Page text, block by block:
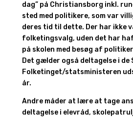
dag” på Christiansborg inkl.
sted med politikere, som var
deres tid til dette. Der har ikke
folketingsvalg, uden det har
på skolen med besøg af
Det gælder også deltagelse i de
Folketinget/statsministeren
år.
Andre måder at lære at tage
deltagelse i elevråd,